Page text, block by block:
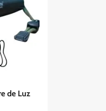
de Luz